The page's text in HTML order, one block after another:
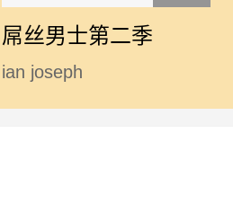
屌丝男士第二季
ian joseph
somerhalder,mc石头,波多